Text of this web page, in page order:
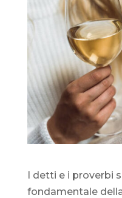
I detti e i proverbi
fondamentale